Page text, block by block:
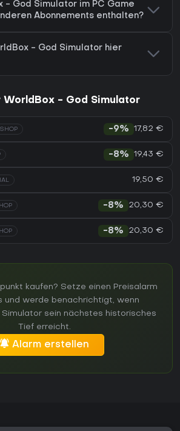
- God Simulator im PC Game
Abonnements enthalten?
- God Simulator hier
- God Simulator
-9% 17,82 €
-8% 19,43 €
19,50 €
-8% 20,30 €
-8% 20,30 €
kaufen? Setze einen Preisalarm
und werde benachrichtigt, wenn
sein nächstes historisches
Tief erreicht.
Alarm erstellen